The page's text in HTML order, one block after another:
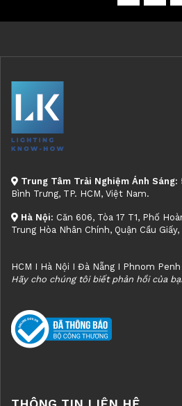
Trung Tâm Trải Nghiệm Ánh Sáng:
Bình Trưng, TP. HCM, Việt Nam.
Hà Nội: Căn 606, Tòa 17 T1, Phố
Trung Hòa Nhân Chính, Quận Cầu
HCM I Hà Nội I Đà Nẵng I Phnom Penh
Hãy cho chúng tôi biết phản hồi của